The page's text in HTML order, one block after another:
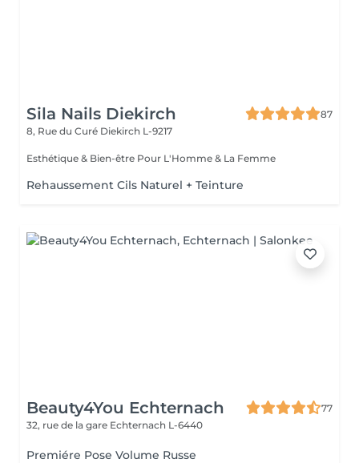
Sila Nails Diekirch
87
8, Rue du Curé Diekirch L-9217
Esthétique & Bien-être Pour L'Homme & La Femme
Rehaussement Cils Naturel + Teinture
Beauty4You Echternach
77
32, rue de la gare Echternach L-6440
Premiére Pose Volume Russe